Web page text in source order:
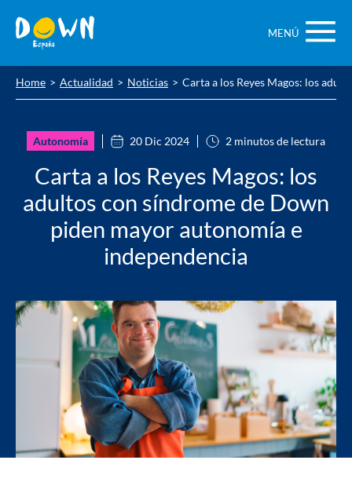
contenido
MENÚ
Home Actualidad Noticias Carta a los Reyes Magos: los
Autonomía 20 Dic 2024 2 minutos de lectura
Carta a los Reyes Magos: los
adultos con síndrome de Down
piden mayor autonomía e
independencia